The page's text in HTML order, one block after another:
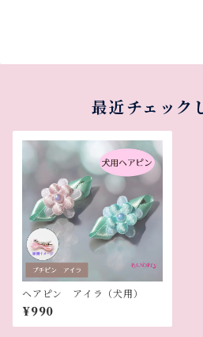
最近チェック
ヘアピン アイラ（犬用）
¥990